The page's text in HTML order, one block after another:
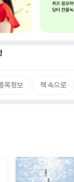
목정보 책 속으로